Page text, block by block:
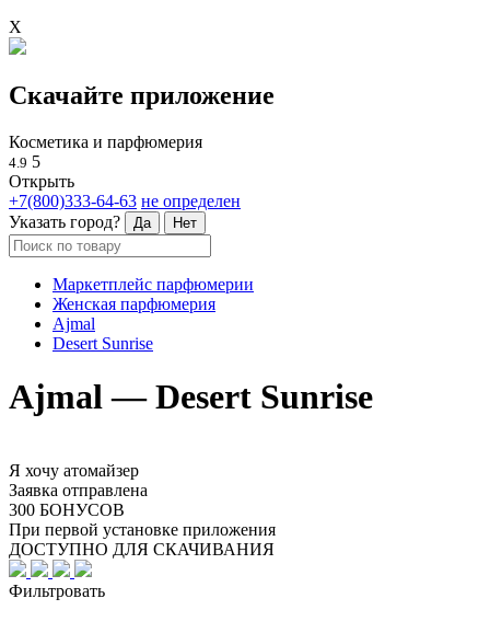
X
Скачайте приложение
Косметика и парфюмерия
4.9 5
Открыть
+7(800)333-64-63 не определен
Указать город?
Да Нет
Маркетплейс парфюмерии
Женская парфюмерия
Ajmal
Desert Sunrise
Ajmal — Desert Sunrise
Я хочу атомайзер
Заявка отправлена
300 БОНУСОВ
При первой установке приложения
ДОСТУПНО ДЛЯ СКАЧИВАНИЯ
Фильтровать